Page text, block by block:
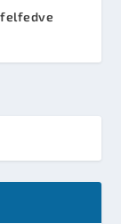
felfedve